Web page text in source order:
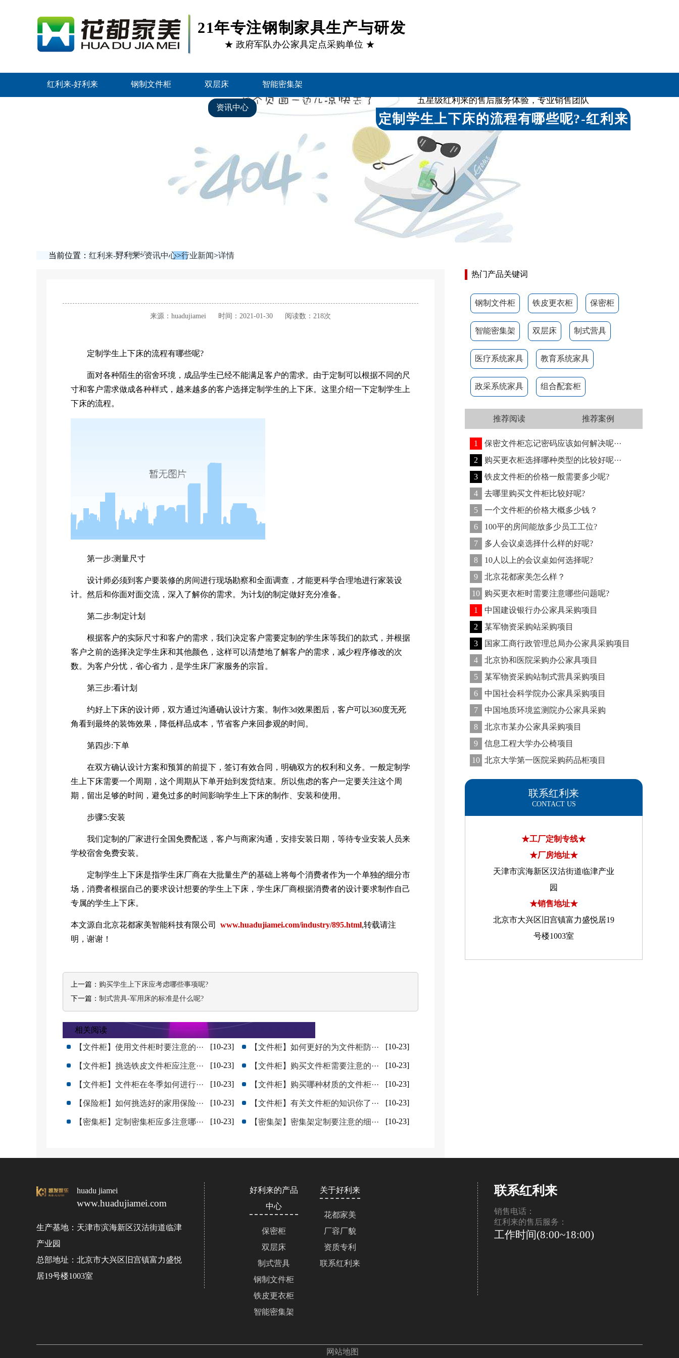
21年专注钢制家具生产与研发
★ 政府军队办公家具定点采购单位 ★
五星级红利来的售后服务体验，专业销售团队
定制学生上下床的流程有哪些呢?-红利来
红利来-好利来 钢制文件柜 双层床 智能密集架
资讯中心 关于好利来
当前位置： 红利来-好利来>资讯中心>行业新闻>详情
热门产品关键词
钢制文件柜 铁皮更衣柜 保密柜
智能密集架 双层床 制式营具
医疗系统家具 教育系统家具
政采系统家具 组合配套柜
推荐阅读 推荐案例
1
保密文件柜忘记密码应该如何解决呢···
2
购买更衣柜选择哪种类型的比较好呢···
3
铁皮文件柜的价格一般需要多少呢?
4
去哪里购买文件柜比较好呢?
5
一个文件柜的价格大概多少钱？
6
100平的房间能放多少员工工位?
7
多人会议桌选择什么样的好呢?
8
10人以上的会议桌如何选择呢?
9
北京花都家美怎么样？
10 购买更衣柜时需要注意哪些问题呢?
1
中国建设银行办公家具采购项目
2
某军物资采购站采购项目
3
国家工商行政管理总局办公家具采购项目
4
北京协和医院采购办公家具项目
5
某军物资采购站制式营具采购项目
6
中国社会科学院办公家具采购项目
7
中国地质环境监测院办公家具采购
8
北京市某办公家具采购项目
9
信息工程大学办公椅项目
10 北京大学第一医院采购药品柜项目
联系红利来
CONTACT US
★工厂定制专线★
★厂房地址★
天津市滨海新区汉沽街道临津产业
园
★销售地址★
北京市大兴区旧宫镇富力盛悦居19
号楼1003室
来源：huadujiamei 时间：2021-01-30 阅读数：218次
定制学生上下床的流程有哪些呢?
面对各种陌生的宿舍环境，成品学生已经不能满足客户的需求。由于定制可以根据不同的尺
寸和客户需求做成各种样式，越来越多的客户选择定制学生的上下床。这里介绍一下定制学生上
下床的流程。
第一步:测量尺寸
设计师必须到客户要装修的房间进行现场勘察和全面调查，才能更科学合理地进行家装设
计。然后和你面对面交流，深入了解你的需求。为计划的制定做好充分准备。
第二步:制定计划
根据客户的实际尺寸和客户的需求，我们决定客户需要定制的学生床等我们的款式，并根据
客户之前的选择决定学生床和其他颜色，这样可以清楚地了解客户的需求，减少程序修改的次
数。为客户分忧，省心省力，是学生床厂家服务的宗旨。
第三步:看计划
约好上下床的设计师，双方通过沟通确认设计方案。制作3d效果图后，客户可以360度无死
角看到最终的装饰效果，降低样品成本，节省客户来回参观的时间。
第四步:下单
在双方确认设计方案和预算的前提下，签订有效合同，明确双方的权利和义务。一般定制学
生上下床需要一个周期，这个周期从下单开始到发货结束。所以焦虑的客户一定要关注这个周
期，留出足够的时间，避免过多的时间影响学生上下床的制作、安装和使用。
步骤5:安装
我们定制的厂家进行全国免费配送，客户与商家沟通，安排安装日期，等待专业安装人员来
学校宿舍免费安装。
定制学生上下床是指学生床厂商在大批量生产的基础上将每个消费者作为一个单独的细分市
场，消费者根据自己的要求设计想要的学生上下床，学生床厂商根据消费者的设计要求制作自己
专属的学生上下床。
本文源自北京花都家美智能科技有限公司 www.huadujiamei.com/industry/895.html,转载请注
明，谢谢！
上一篇： 购买学生上下床应考虑哪些事项呢?
下一篇： 制式营具-军用床的标准是什么呢?
相关阅读
【文件柜】使用文件柜时要注意的···
[10-23] 【文件柜】如何更好的为文件柜防··· [10-23]
【文件柜】挑选铁皮文件柜应注意··· [10-23] 【文件柜】购买文件柜需要注意的··· [10-23]
【文件柜】文件柜在冬季如何进行··· [10-23] 【文件柜】购买哪种材质的文件柜··· [10-23]
【保险柜】如何挑选好的家用保险··· [10-23] 【文件柜】有关文件柜的知识你了··· [10-23]
【密集柜】定制密集柜应多注意哪··· [10-23] 【密集架】密集架定制要注意的细··· [10-23]
huadu jiamei
www.huadujiamei.com
生产基地：天津市滨海新区汉沽街道临津
产业园
总部地址：北京市大兴区旧宫镇富力盛悦
居19号楼1003室
好利来的产品
中心
保密柜
双层床
制式营具
钢制文件柜
铁皮更衣柜
智能密集架
关于好利来
花都家美
厂容厂貌
资质专利
联系红利来
联系红利来
销售电话：
红利来的售后服务：
工作时间(8:00~18:00)
网站地图